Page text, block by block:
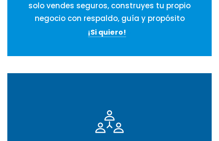
solo vendes seguros, construyes tu propio
negocio con respaldo, guía y propósito
¡Si quiero!